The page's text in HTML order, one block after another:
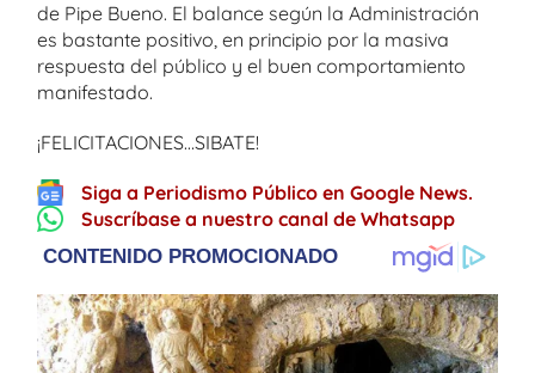
de Pipe Bueno. El balance según la Administración
es bastante positivo, en principio por la masiva
respuesta del público y el buen comportamiento
manifestado.
¡FELICITACIONES…SIBATE!
Siga a Periodismo Público en Google News.
Suscríbase a nuestro canal de Whatsapp